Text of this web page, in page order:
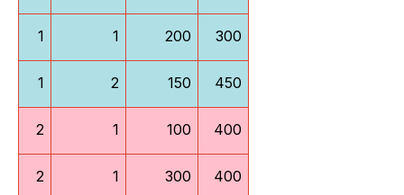
1 1 200 300
1 2 150 450
2 1 100 400
2 1 300 400